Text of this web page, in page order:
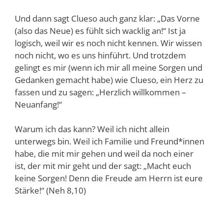
Und dann sagt Clueso auch ganz klar: „Das Vorne
(also das Neue) es fühlt sich wacklig an!“ Ist ja
logisch, weil wir es noch nicht kennen. Wir wissen
noch nicht, wo es uns hinführt. Und trotzdem
gelingt es mir (wenn ich mir all meine Sorgen und
Gedanken gemacht habe) wie Clueso, ein Herz zu
fassen und zu sagen: „Herzlich willkommen –
Neuanfang!“
Warum ich das kann? Weil ich nicht allein
unterwegs bin. Weil ich Familie und Freund*innen
habe, die mit mir gehen und weil da noch einer
ist, der mit mir geht und der sagt: „Macht euch
keine Sorgen! Denn die Freude am Herrn ist eure
Stärke!“ (Neh 8,10)